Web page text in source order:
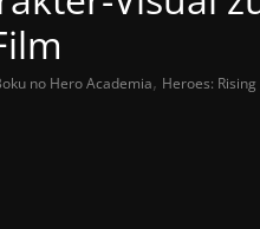
no Hero Academia, Heroes: Rising